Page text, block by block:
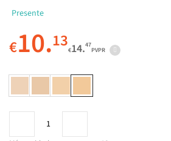
Presente
€10.13€14.47
PVPR